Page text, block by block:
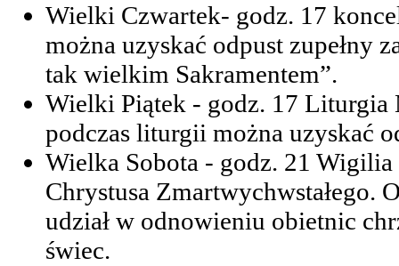
Wielki Czwartek- godz. 17
można uzyskać odpust zupełny
tak wielkim Sakramentem”.
Wielki Piątek - godz. 17 Liturgia
podczas liturgii można uzyskać
Wielka Sobota - godz. 21
Chrystusa Zmartwychwstałego.
udział w odnowieniu obietnic
świec.